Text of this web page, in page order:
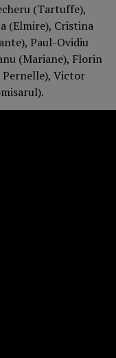
(Tartuffe),
(Elmire), Cristina
Paul-Ovidiu
(Mariane), Florin
Pernelle), Victor